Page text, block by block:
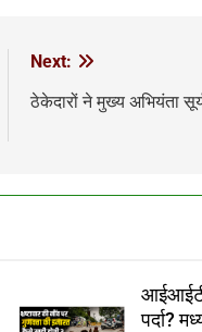
Next:
ठेकेदारों ने मुख्य अभियंता
आईआईटी
पर्दा?